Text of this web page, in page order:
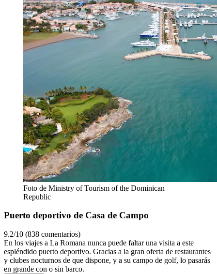
Foto de Ministry of Tourism of the Dominican
Republic
Puerto deportivo de Casa de Campo
9.2/10 (838 comentarios)
En los viajes a La Romana nunca puede faltar una visita a este
espléndido puerto deportivo. Gracias a la gran oferta de restaurantes
y clubes nocturnos de que dispone, y a su campo de golf, lo pasarás
en grande con o sin barco.